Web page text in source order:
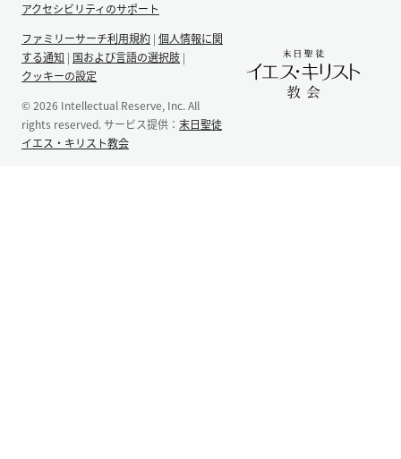
アクセシビリティのサポート
ファミリーサーチ利用規約 | 個人情報に関
する通知 | 国および言語の選択肢 |
クッキーの設定
© 2026 Intellectual Reserve, Inc. All
rights reserved. サービス提供： 末日聖徒
イエス・キリスト教会